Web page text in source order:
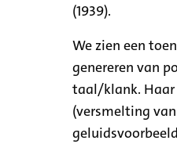
(1939).
We zien een
genereren van
taal/klank. Haar
(versmelting